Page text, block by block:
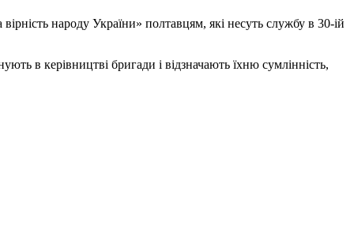
народу України» полтавцям, які несуть службу в 30-ій
в керівництві бригади і відзначають їхню сумлінність,